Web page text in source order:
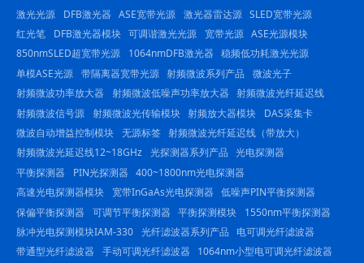
激光光源
DFB激光器 ASE宽带光源 激光器雷达源 SLED宽带光源
红光笔
DFB激光器模块 可调谐激光光源 宽带光源 ASE光源模块
850nmSLED超宽带光源
1064nmDFB激光器 稳频低功耗激光光源
单模ASE光源 带隔离器宽带光源 射频微波系列产品
微波光子
射频微波功率放大器
射频微波低噪声功率放大器 射频微波光纤延迟线
射频微波信号源 射频微波光传输模块 射频放大器模块
DAS采集卡
微波自动增益控制模块 无源标签 射频微波光纤延迟线（带放大）
射频微波光延迟线12~18GHz 光探测器系列产品 光电探测器
平衡探测器
PIN光探测器 400~1800nm光电探测器
高速光电探测器模块
宽带InGaAs光电探测器 低噪声PIN平衡探测器
保偏平衡探测器
可调节平衡探测器 平衡探测模块
1550nm平衡探测器
脉冲光电探测模块IAM-330 光纤滤波器系列产品
电可调光纤滤波器
带通型光纤滤波器
手动可调光纤滤波器
1064nm小型电可调光纤滤波器